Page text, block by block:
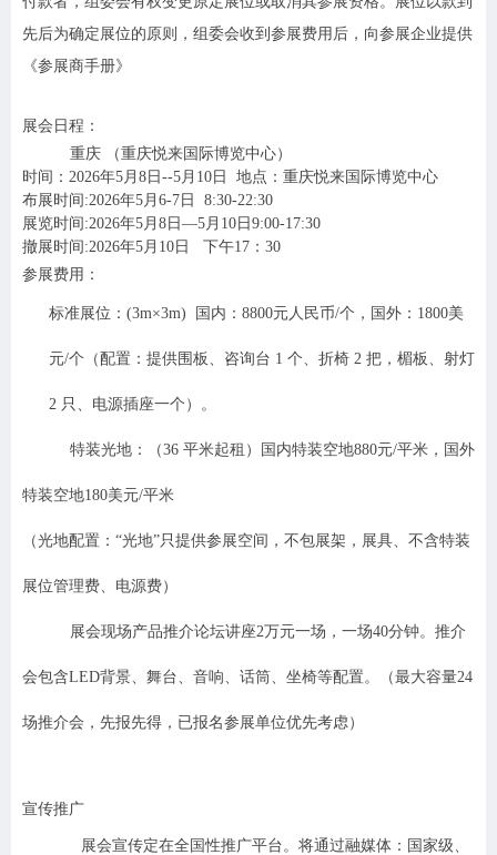
先后为确定展位的原则，组委会收到参展费用后，向参展企业提供
《参展商手册》
展会日程：
重庆 （重庆悦来国际博览中心）
时间：2026年5月8日--5月10日 地点： 重庆悦来国际博览中心
布展时间:2026年5月6-7日 8:30-22:30
展览时间:2026年5月8日—5月10日9:00-17:30
撤展时间:2026年5月10日 下午17：30
参展费用：
标准展位：(3m×3m) 国内：8800元人民币/个，国外：1800美
元/个 （配置：提供围板、咨询台 1 个、折椅 2 把，楣板、射灯
2 只、电源插座一个）。
特装光地：（36 平米起租）国内特装空地880元/平米，国外
特装空地180美元/平米
（光地配置：“光地”只提供参展空间，不包展架，展具、不含特装
展位管理费、电源费）
展会现场产品推介论坛讲座2万元一场，一场40分钟。推介
会包含LED背景、舞台、音响、话筒、坐椅等配置。（最大容量24
场推介会，先报先得，已报名参展单位优先考虑）
宣传推广
展会宣传定在全国性推广平台。将通过融媒体：国家级、